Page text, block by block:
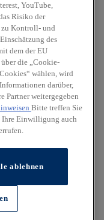
YouTube,
Risiko der
zu Kontroll- und
des
dem der EU
die „Cookie-
wählen, wird
darüber,
Partner weitergegeben
Bitte treffen Sie
Einwilligung auch
ablehnen